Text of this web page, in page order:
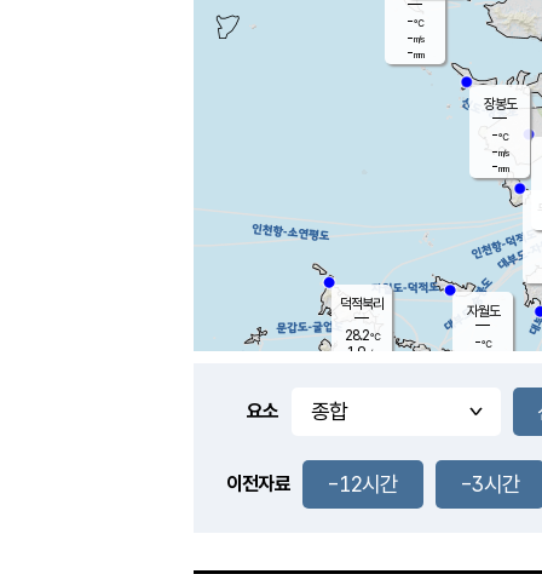
풍도
-m/s
-℃
-m/s
-mm
자월도
-℃
장봉도
-℃
-m/s
-mm
-
덕적북리
28.2℃
1.9m/s
요소
이전자료 -12시간 -3시간